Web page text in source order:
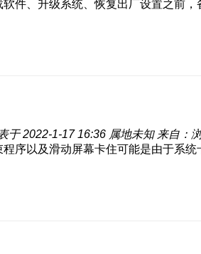
件、升级系统、恢复出厂设置之前
于 2022-1-17 16:36 属地未知 来自：
序以及滑动屏幕卡住可能是由于系